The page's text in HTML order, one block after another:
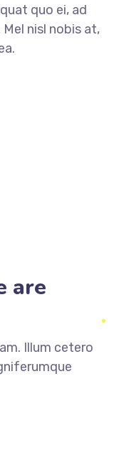
quo ei, ad
nisl nobis at,
are
Illum cetero